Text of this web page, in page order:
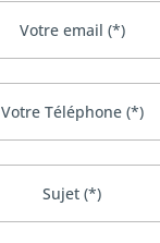
Votre email (*)
Votre Téléphone (*)
Sujet (*)